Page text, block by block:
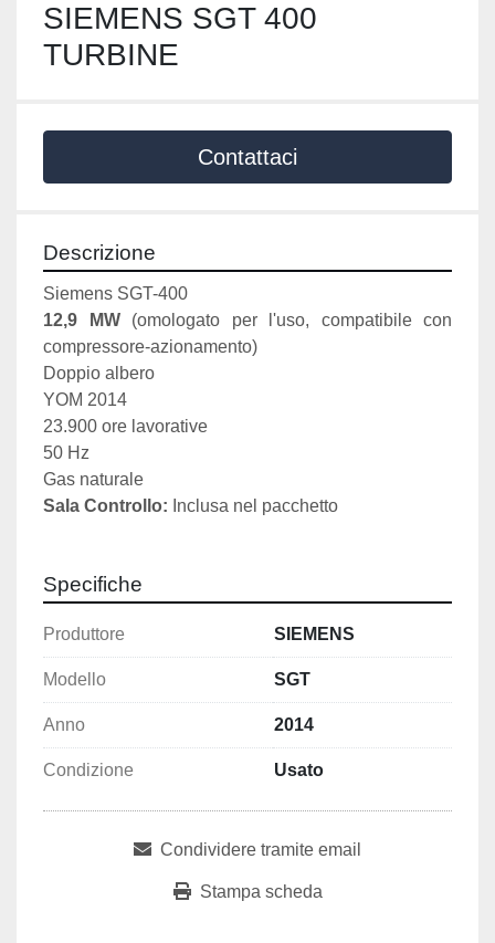
SIEMENS SGT 400
TURBINE
Contattaci
Descrizione
Siemens SGT-400
12,9 MW (omologato per l'uso, compatibile con
compressore-azionamento)
Doppio albero
YOM 2014
23.900 ore lavorative
50 Hz
Gas naturale
Sala Controllo: Inclusa nel pacchetto
Specifiche
Produttore SIEMENS
Modello SGT
Anno 2014
Condizione Usato
Condividere tramite email
Stampa scheda